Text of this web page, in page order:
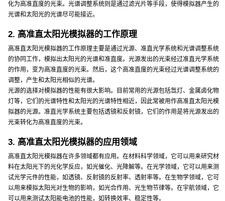
化为高准直度的光束。光谱调整系统则是通过滤光片等手段，使得模拟器产生的
光谱和太阳光的光谱尽可能接近。
2. 高准直太阳光模拟器的工作原理
高准直太阳光模拟器的工作原理主要是通过光源、准直光学系统和光谱调整系统
的协同工作，模拟出太阳光的光谱和准直度。光源发出的光束经过准直光学系统
的作用，变为高准直度的光束。然后，这个高准直度的光束经过光谱调整系统的
调整，产生和太阳光相似的光谱。
光源的选择对模拟器的性能有很大影响。目前常用的光源包括氙灯、金属卤化物
灯等，它们的光谱特性和太阳光的光谱特性相近，因此常被用作高准直太阳光模
拟器的光源。准直光学系统主要包括透镜和反射镜，它们的作用是将光源发出的
光束转化为高准直度的光束。
3. 高准直太阳光模拟器的应用领域
高准直太阳光模拟器在许多领域都有应用。在材料科学领域，它可以用来研究材
料在太阳光下的光化学反应，如光催化、光降解等。在光学领域，它可以用来测
试光学元件的性能，如透镜、反射镜的反射率、透射率等。在生物学领域，它可
以用来模拟太阳光对生物的影响，如光合作用、光生物节律等。在宇航领域，它
可以用来测试太阳能电池的性能，如转换效率、稳定性等。